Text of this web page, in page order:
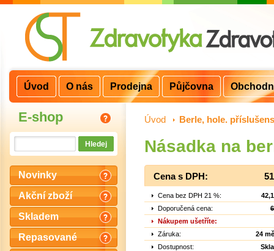
E-shop
Novinky
Akční zboží
Skladem
Repasované
Úvod > Berle, hole.
Násadka na
Cena s DPH:
Cena bez DPH 21 %:
Doporučená cena:
Nákupem ušetříte:
Záruka:
24
Dostupnost:
Úvod O nás Prodejna Půjčovna